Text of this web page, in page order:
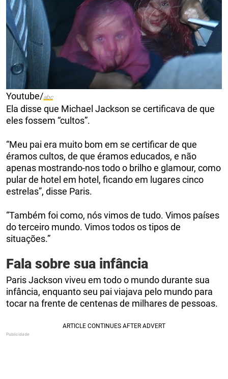
Youtube/abc
Ela disse que Michael Jackson se certificava de que
eles fossem “cultos”.
“Meu pai era muito bom em se certificar de que
éramos cultos, de que éramos educados, e não
apenas mostrando-nos todo o brilho e glamour, como
pular de hotel em hotel, ficando em lugares cinco
estrelas”, disse Paris.
“Também foi como, nós vimos de tudo. Vimos países
do terceiro mundo. Vimos todos os tipos de
situações.”
Fala sobre sua infância
Paris Jackson viveu em todo o mundo durante sua
infância, enquanto seu pai viajava pelo mundo para
tocar na frente de centenas de milhares de pessoas.